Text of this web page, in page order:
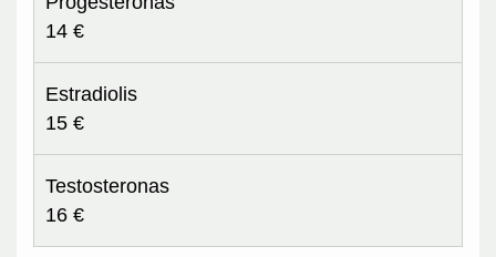
14 €
Estradiolis
15 €
Testosteronas
16 €